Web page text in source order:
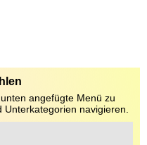
angefügte Menü zu
navigieren.